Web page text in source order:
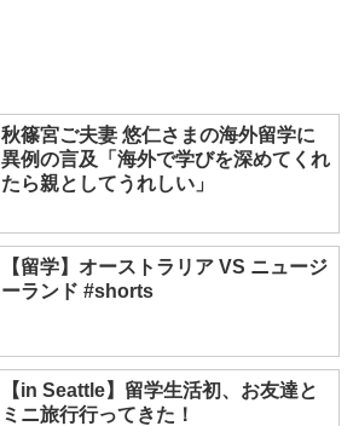
秋篠宮ご夫妻 悠仁さまの海外留学に
異例の言及「海外で学びを深めてくれ
たら親としてうれしい」
【留学】オーストラリア VS ニュージ
ーランド #shorts
【in Seattle】留学生活初、お友達と
ミニ旅行行ってきた！